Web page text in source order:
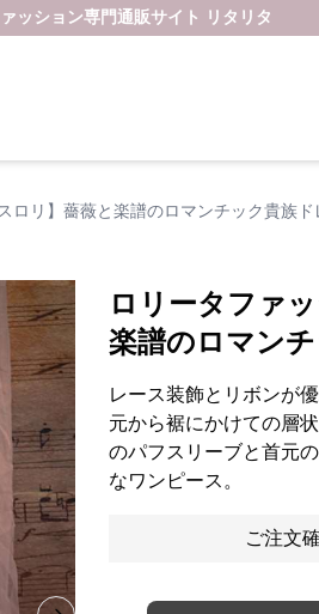
ッション専門通販サイト リタリタ
ロリ】薔薇と楽譜のロマンチック貴族ド
ロリータファ
楽譜のロマン
レース装飾とリボンが
元から裾にかけての層
のパフスリーブと首元
なワンピース。
ご注文